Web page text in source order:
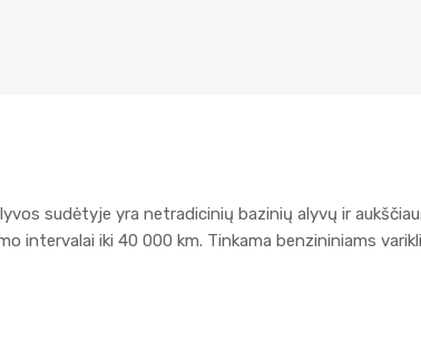
sudėtyje yra netradicinių bazinių alyvų ir
intervalai iki 40 000 km. Tinkama benzininiams